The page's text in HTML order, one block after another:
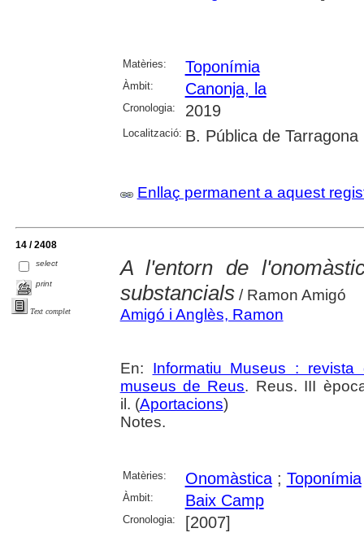
Matèries: Toponímia
Àmbit: Canonja, la
Cronologia: 2019
Localització: B. Pública de Tarragona
Enllaç permanent a aquest
14 / 2408
select
print
Text complet
A l'entorn de
substancials/ Ramon Amigó
Amigó i Anglès, Ramon
En: Informatiu Museus :
museus de Reus. Reus. III
il. (Aportacions)
Notes.
Matèries: Onomàstica; Toponímia
Àmbit: Baix Camp
Cronologia: [2007]